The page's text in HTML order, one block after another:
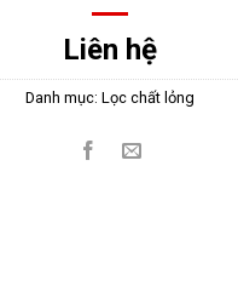
Liên hệ
Danh mục:Lọc chất lỏng